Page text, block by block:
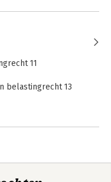
11
belastingrecht 13